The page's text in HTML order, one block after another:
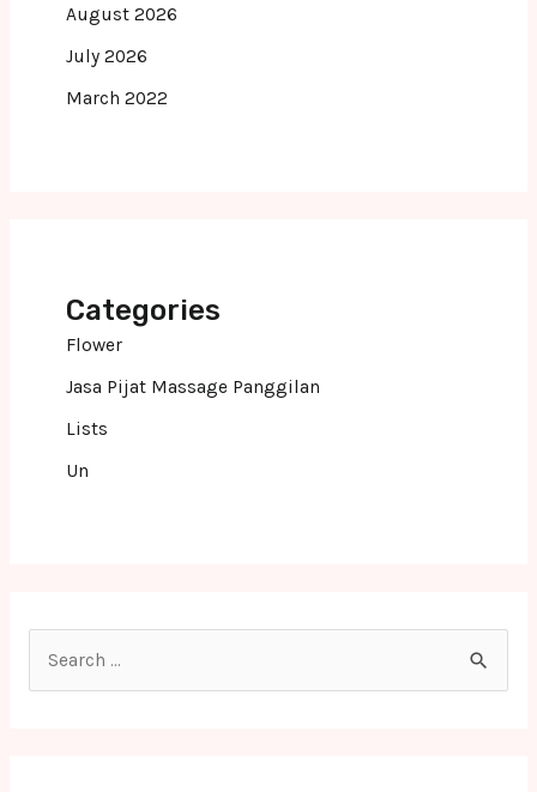
August 2026
July 2026
March 2022
Categories
Flower
Jasa Pijat Massage Panggilan
Lists
Un